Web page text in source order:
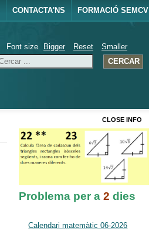
CONTACTA'NS FORMACIÓ SEMCV
Font size Bigger Reset
Smaller
CERCAR
CLOSE INFO
Problema per a 2 dies
Calendari matemàtic 06-2026